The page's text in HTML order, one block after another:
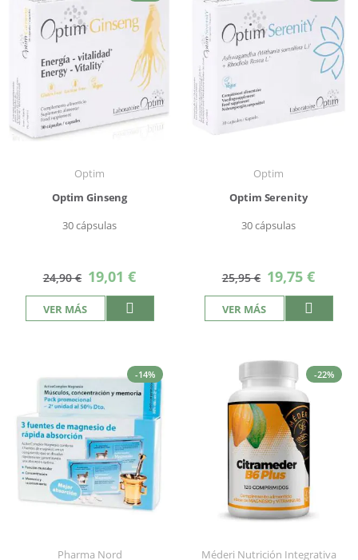
Optim
Optim Ginseng
30 cápsulas
24,90 € Precio
especial
19,01 €
VER MÁS
Optim
Optim Serenity
30 cápsulas
25,95 € Precio
especial
19,75 €
VER MÁS
-14%
Pharma Nord
-22%
Méderi Nutrición Integrativa